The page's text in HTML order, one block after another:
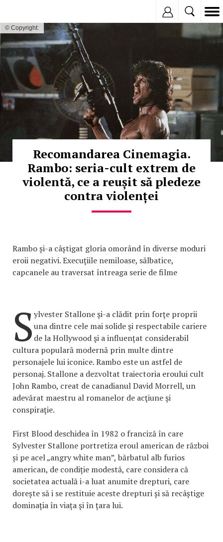
© Copyright:
Recomandarea Cinemagia.
Rambo: seria-cult extrem de
violentă, ce a reușit să pledeze
contra violenței
Rambo și-a câștigat gloria omorând în diverse moduri
eroii negativi. Execuțiile nemiloase, sălbatice,
capcanele au traversat întreaga serie de filme
Sylvester Stallone şi-a clădit prin forţe proprii
una dintre cele mai solide şi respectabile cariere
de la Hollywood şi a influenţat considerabil
cultura populară modernă prin multe dintre
personajele lui iconice. Rambo este un astfel de
personaj. Stallone a dezvoltat traiectoria eroului cult
John Rambo, creat de canadianul David Morrell, un
adevărat maestru al romanelor de acţiune şi
conspiraţie.
First Blood deschidea în 1982 o franciză în care
Sylvester Stallone portretiza eroul american de război
și pe acel „angry white man”, bărbatul alb furios
american, de condiție modestă, care considera că
societatea actuală i-a luat anumite drepturi, care
dorește să i se restituie aceste drepturi și să recâștige
dominația în viața și în țara lui.